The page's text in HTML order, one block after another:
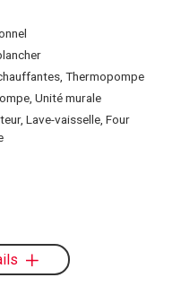
Thermopompe
Unité murale
Lave-vaisselle, Four